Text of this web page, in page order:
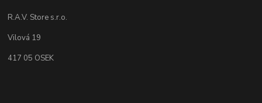
R.A.V. Store s.r.o.
Vilová 19
417 05 OSEK